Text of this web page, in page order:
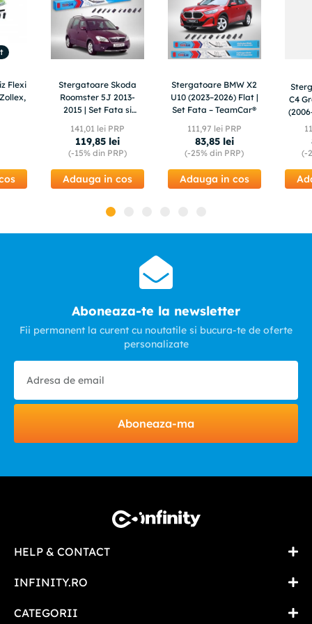
Flexi
Stergatoare Skoda
Roomster 5J 2013-
2015 | Set Fata si
141,01lei PRP
119,85 lei
(-15%din PRP)
Adauga in cos
Stergatoare BMW X2
U10 (2023–2026) Flat |
Set Fata – TeamCar®
111,97 lei PRP
83,85 lei
(-25% din PRP)
Adauga in cos
C4
(-
Aboneaza-te la newsletter
Fii permanent la curent cu noutatile si bucura-te de oferte
personalizate
Aboneaza-ma
HELP & CONTACT
INFINITY.RO
CATEGORII